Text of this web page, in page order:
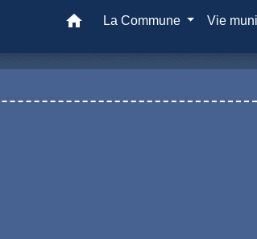
home La Commune Vie